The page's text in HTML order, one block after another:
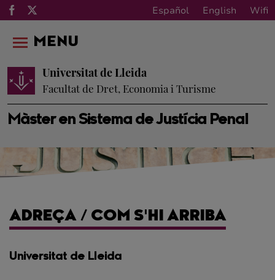
Español English Wifi
Màster en Sistema de Justícia Penal
Universitat de Lleida
Facultat de Dret, Economia i Turisme
MENU
ADREÇA / COM S'HI ARRIBA
Universitat de Lleida